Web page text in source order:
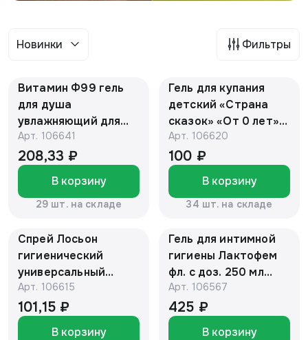
Новинки Фильтры
Витамин Ф99 гель
для душа
увлажняющий для
сухой и
чувствительной
кожи 200 мл
Арт. 106641
208,33 ₽
В корзину
29 шт. на складе
Гель для купания
детский «Страна
сказок» «От 0 лет».
400 мл
Арт. 106620
100 ₽
В корзину
34 шт. на складе
Спрей Лосьон
гигиенический
универсальный
товарного знака
"Умная помощь" 15
мл
Арт. 106615
101,15 ₽
В корзину
Гель для интимной
гигиены Лактофем
фл. с доз. 250 мл
"Алтайский нектар"
Арт. 106567
425 ₽
В корзину